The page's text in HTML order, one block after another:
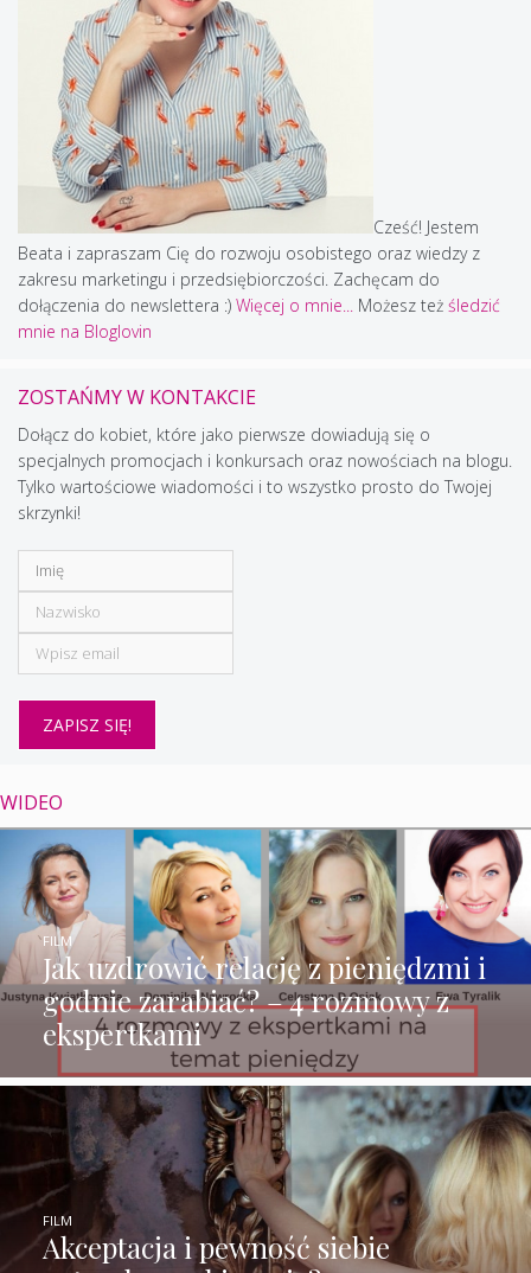
Cześć! Jestem
Beata i zapraszam Cię do rozwoju osobistego oraz wiedzy z
zakresu marketingu i przedsiębiorczości. Zachęcam do
dołączenia do newslettera :) Więcej o mnie... Możesz też śledzić
mnie na Bloglovin
ZOSTAŃMY W KONTAKCIE
Dołącz do kobiet, które jako pierwsze dowiadują się o
specjalnych promocjach i konkursach oraz nowościach na blogu.
Tylko wartościowe wiadomości i to wszystko prosto do Twojej
skrzynki!
WIDEO
Jak uzdrowić relację z pieniędzmi i
godnie zarabiać? – 4 rozmowy z
ekspertkami
FILM
Akceptacja i pewność siebie
FILM